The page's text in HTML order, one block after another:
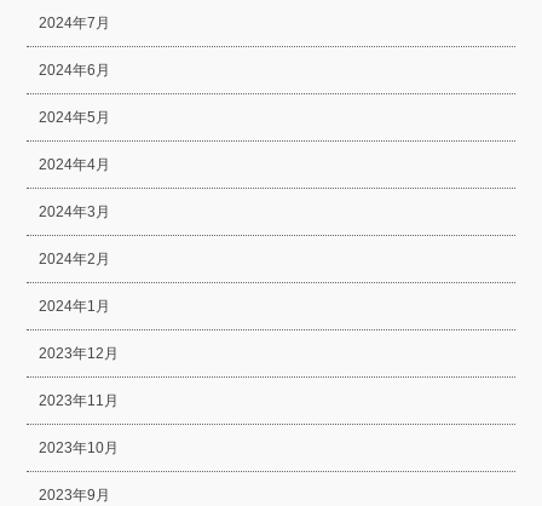
2024年7月
2024年6月
2024年5月
2024年4月
2024年3月
2024年2月
2024年1月
2023年12月
2023年11月
2023年10月
2023年9月